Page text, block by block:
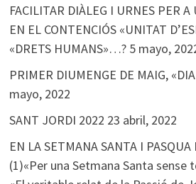
FACILITAR DIÀLEG I URNES PER
EN EL CONTENCIÓS «UNITAT
«DRETS HUMANS»…? 5 mayo,
PRIMER DIUMENGE DE MAIG,
mayo, 2022
SANT JORDI 2022 23 abril, 2022
EN LA SETMANA SANTA I PASQUA
(1)«Per una Setmana Santa sense